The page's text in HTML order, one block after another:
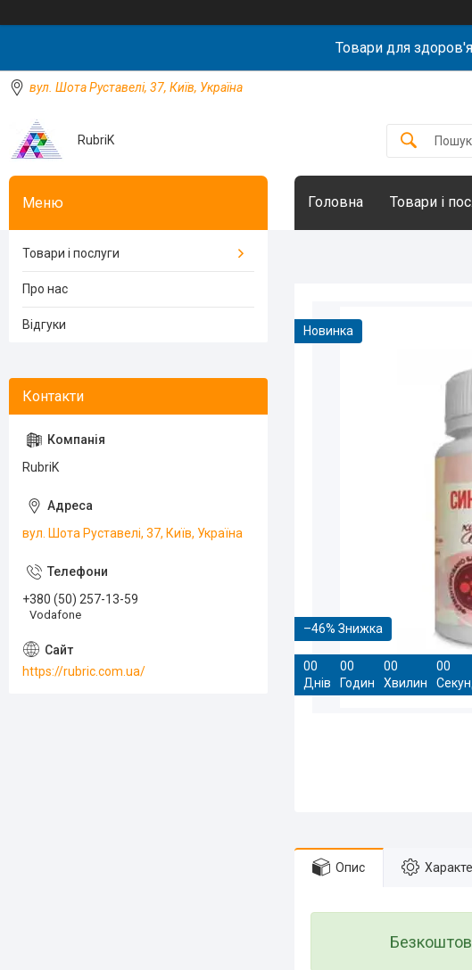
Товари для
вул. Шота Руставелі, 37, Київ, Україна
RubriK
Головна Товари і
Новинка
–46%
00
Днів
00
Годин
00
Хвилин
00
Опис
Товари і послуги
Про нас
Відгуки
RubriK
вул. Шота Руставелі, 37, Київ, Україна
+380 (50) 257-13-59
Vodafone
https://rubric.com.ua/